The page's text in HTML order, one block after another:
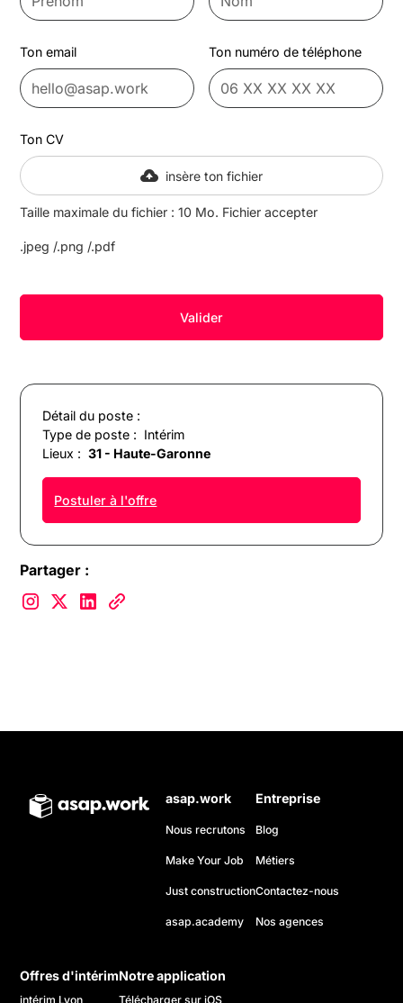
Détail du poste :
Type de poste : Intérim
Lieux : 31 - Haute-Garonne
Postuler à l'offre
Partager :
Ton email Ton numéro de téléphone
Ton CV
insère ton fichier
Taille maximale du fichier : 10 Mo. Fichier accepter
.jpeg /.png /.pdf
asap.work
Nous recrutons
Make Your Job
Just construction
asap.academy
Entreprise
Blog
Métiers
Contactez-nous
Nos agences
Offres d'intérim
intérim Lyon
Notre application
Télécharger sur iOS